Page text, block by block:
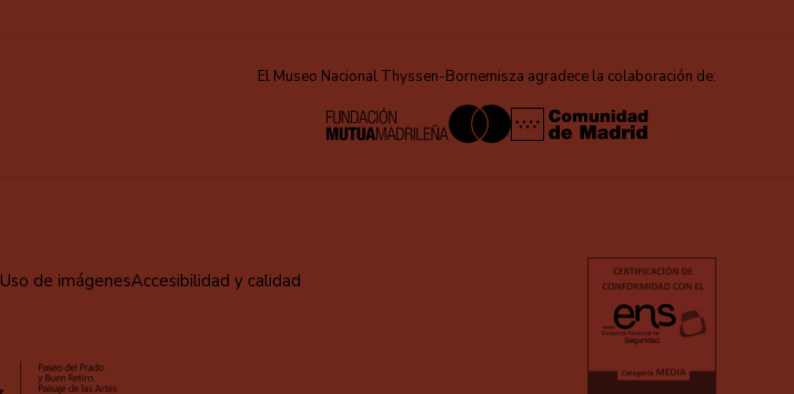
El Museo Nacional Thyssen-Bornemisza agradece la colaboración de:
Uso de imágenesAccesibilidad y calidad